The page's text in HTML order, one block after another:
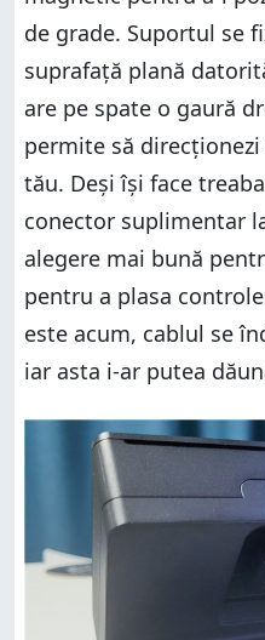
de grade. Suportul se
suprafață plană
are pe spate o gaură
permite să direcționezi
tău. Deși își face
conector suplimentar
alegere mai bună
pentru a plasa
este acum, cablul se
iar asta i-ar putea